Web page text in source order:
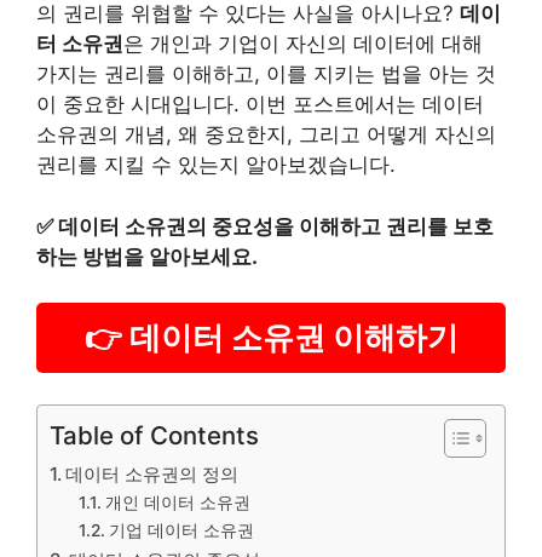
의 권리를 위협할 수 있다는 사실을 아시나요? 데이
터 소유권은 개인과 기업이 자신의 데이터에 대해
가지는 권리를 이해하고, 이를 지키는 법을 아는 것
이 중요한 시대입니다. 이번 포스트에서는 데이터
소유권의 개념, 왜 중요한지, 그리고 어떻게 자신의
권리를 지킬 수 있는지 알아보겠습니다.
✅데이터 소유권의 중요성을 이해하고 권리를 보호
하는 방법을 알아보세요.
👉 데이터 소유권 이해하기
Table of Contents
데이터 소유권의 정의
개인 데이터 소유권
기업 데이터 소유권